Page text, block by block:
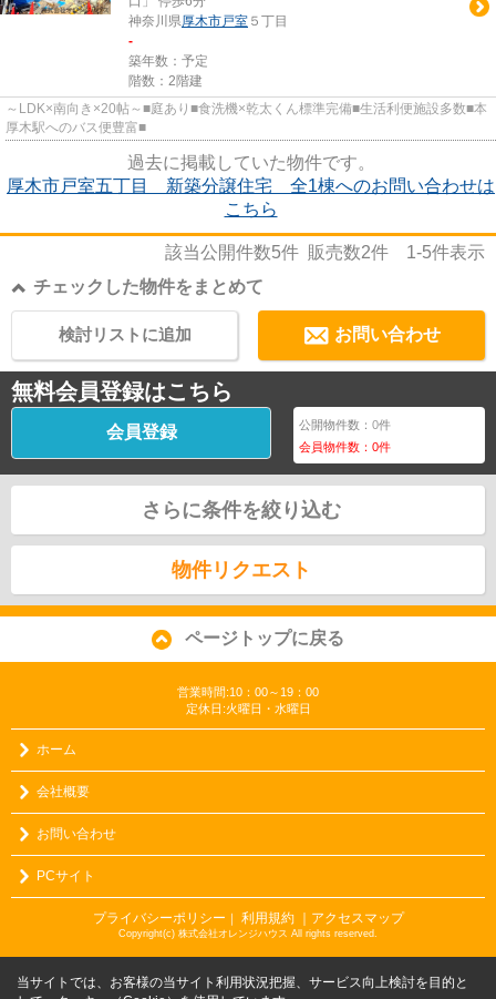
神奈川県厚木市戸室 ５丁目
-
築年数：予定
階数：2階建
～LDK×南向き×20帖～■庭あり■食洗機×乾太くん標準完備■生活利便施設多数■本
厚木駅へのバス便豊富■
過去に掲載していた物件です。
厚木市戸室五丁目 新築分譲住宅 全1棟へのお問い合わせは
こちら
該当公開件数5件 販売数2件 1-5件表示
チェックした物件をまとめて
お問い合わせ
検討リストに追加
無料会員登録はこちら
会員登録 公開物件数：0件
会員物件数：0件
さらに条件を絞り込む
物件リクエスト
ページトップに戻る
営業時間:10：00～19：00
定休日:火曜日・水曜日
ホーム
会社概要
お問い合わせ
PCサイト
プライバシーポリシー ｜ 利用規約 ｜アクセスマップ
Copyright(c) 株式会社オレンジハウス All rights reserved.
当サイトでは、お客様の当サイト利用状況把握、サービス向上検討を目的と